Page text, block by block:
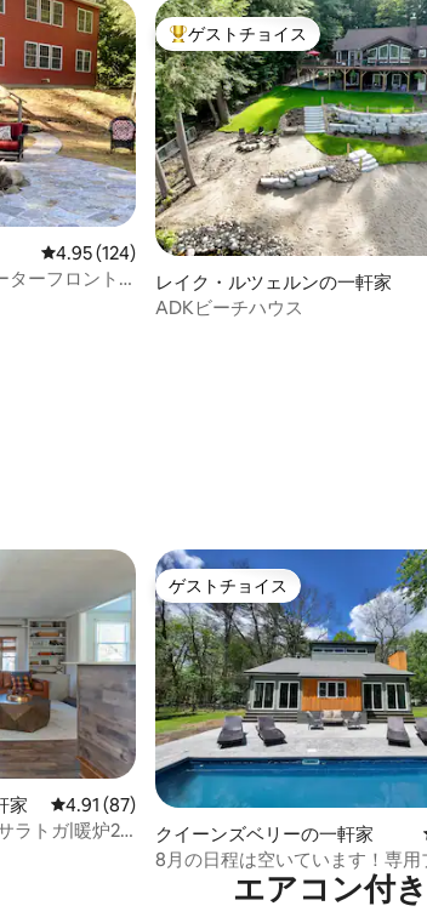
す。
レビュー124件、5つ星中4.95つ星の平均評価
4.95 (124)
ターフロント
大好評のゲストチョイスです。
ゲストチョイス
レイク・ルツェルンの一軒家
ADKビーチハウス
家 レビュー87件、5つ星中4.91つ星の平均評価
4.91 (87)
ラトガ|暖炉2
ゲストチョイス
ゲストチョイス
クイーンズベリーの一軒家
8月の日程は空いています！専用
アーケードエアコン付